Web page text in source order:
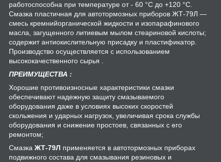
работоспособна при температуре от - 60 °С до +120 °С.
Смазка пластичная для автотормозных приборов ЖТ-79Л —
смесь кремнийорганической жидкости и изопарафинового
масла, загущенного литиевым мылом стеариновой кислоты;
содержит антиокислительную присадку и пластификатор.
Производство осуществляется с использованием
высококачественного сырья .
ПРЕИМУЩЕСТВА :
Хорошие противоизносные характеристики смазки
обеспечивают надежную защиту смазываемого
оборудования даже в условиях высоких скоростей
скольжения и ударных нагрузок, увеличивая срока службы
оборудования и снижение простоев, связанных с его
ремонтом;
Смазка ЖТ-79Л применяется в автотормозных приборах
подвижного состава для смазывания резиновых и